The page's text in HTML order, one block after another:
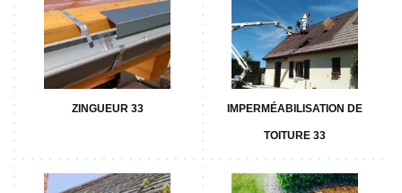
ZINGUEUR 33 IMPERMÉABILISATION DE
TOITURE 33